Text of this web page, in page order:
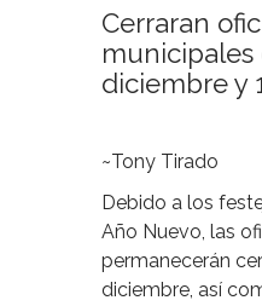
Contacto
Cerraran
municipales
diciembre y
~Tony Tirado
Debido a los
Año Nuevo, las
permanecerán
diciembre, así